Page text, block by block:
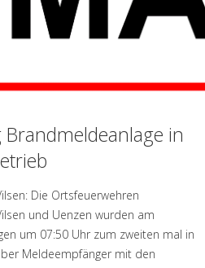
in
Die Ortsfeuerwehren
und Uenzen wurden am
um 07:50 Uhr zum zweiten mal in
Meldeempfänger mit den